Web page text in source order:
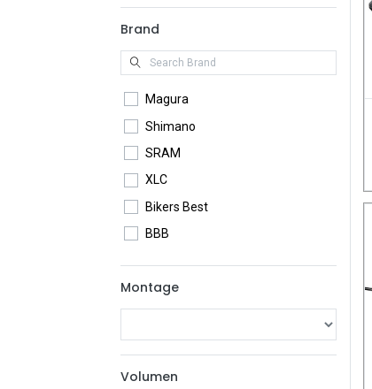
Brand
Magura
Shimano
SRAM
XLC
Bikers Best
BBB
Montage
Volumen